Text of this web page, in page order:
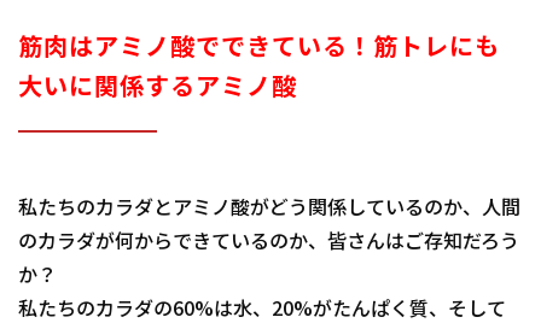
筋肉はアミノ酸でできている！筋トレにも
大いに関係するアミノ酸
私たちのカラダとアミノ酸がどう関係しているのか、人間
のカラダが何からできているのか、皆さんはご存知だろう
か？
私たちのカラダの60%は水、20%がたんぱく質、そして